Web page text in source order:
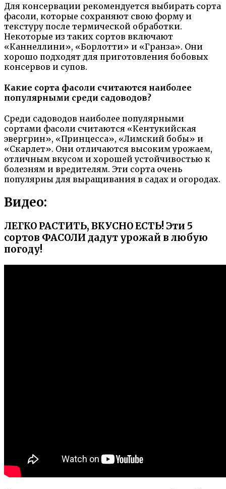
Для консервации рекомендуется выбирать сорта
фасоли, которые сохраняют свою форму и
текстуру после термической обработки.
Некоторые из таких сортов включают
«Каннеллини», «Борлотти» и «Гранза». Они
хорошо подходят для приготовления бобовых
консервов и супов.
Какие сорта фасоли считаются наиболее
популярными среди садоводов?
Среди садоводов наиболее популярными
сортами фасоли считаются «Кентукийская
эвергрин», «Принцесса», «Лимский бобы» и
«Скарлет». Они отличаются высоким урожаем,
отличным вкусом и хорошей устойчивостью к
болезням и вредителям. Эти сорта очень
популярны для выращивания в садах и огородах.
Видео:
ЛЕГКО РАСТИТЬ, ВКУСНО ЕСТЬ! Эти 5
сортов ФАСОЛИ дадут урожай в любую
погоду!